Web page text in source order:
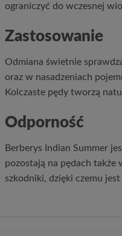
ograniczyć do wczesnej
Zastosowanie
Odmiana świetnie
oraz w nasadzeniach
Kolczaste pędy tworzą
Odporność
Berberys Indian Summer
pozostają na pędach także
szkodniki, dzięki czemu